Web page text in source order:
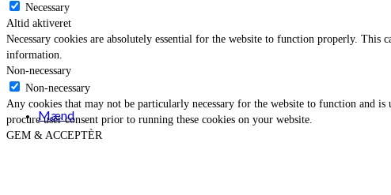
Mænd
Necessary
Altid aktiveret
Necessary cookies are absolutely essential for the website to function properly. This
information.
Non-necessary
Non-necessary
Any cookies that may not be particularly necessary for the website to function and
procure user consent prior to running these cookies on your website.
GEM & ACCEPTÈR